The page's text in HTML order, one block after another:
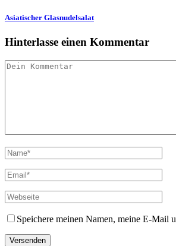
Asiatischer Glasnudelsalat
Hinterlasse einen Kommentar
Speichere meinen Namen, meine E-Mail